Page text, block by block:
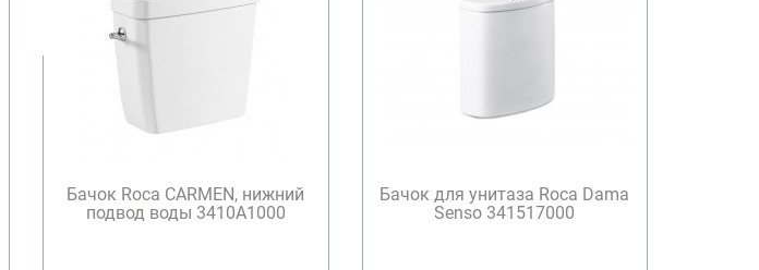
Бачок Roca CARMEN, нижний
подвод воды 3410A1000
Бачок для унитаза Roca Dama
Senso 341517000